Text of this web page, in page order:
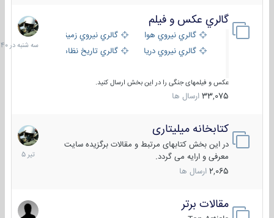
گالري عكس و فيلم
گالري نيروي هوايي
گالري نيروي زميني
گالري نيروي دريايي
گالري تاریخ نظامی
عکس و فیلمهای جنگی را در این بخش ارسال کنید.
33,075 ارسال ها
سه
شنبه
در
کتابخانه میلیتاری
در این بخش کتابهای مرتبط و مقالات برگزیده سایت
معرفی و ارایه می گردد.
2,065 ارسال ها
16
تیر
1405
مقالات برتر
29